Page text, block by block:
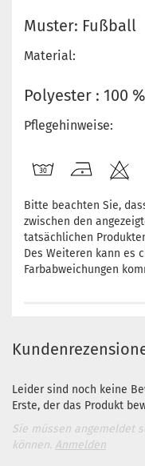
Muster: Fußball
Material:
Polyester : 100 %
Pflegehinweise:
Bitte beachten Sie,
zwischen den
tatsächlichen
Des Weiteren kann es
Farbabweichungen
Leider sind noch keine
Erste, der das Produkt
Sie müssen angemeldet
können. Anmelden